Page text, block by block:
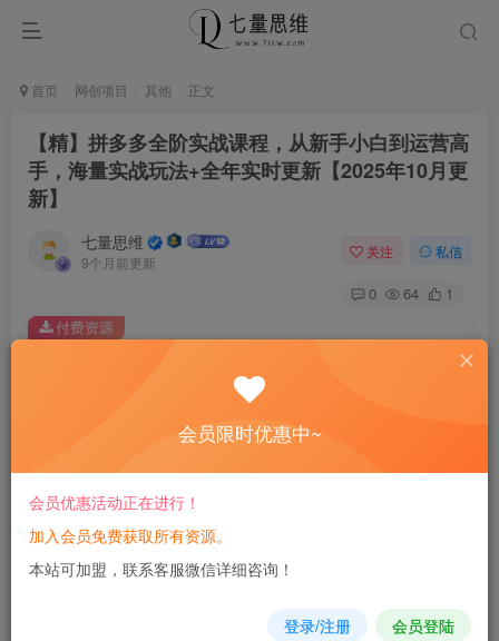
首页 网创项目 其他 正文
【精】拼多多全阶实战课程，从新手小白到运营高
手，海量实战玩法+全年实时更新【2025年10月更
新】
七量思维
9个月前更新
关注 私信
0 64 1
此内容为付费资源，请付费后查看
￥8.8
黄金会员免费 钻石会员免费
您当前未登录！建议登陆后购买，可保存购买订单
付费资源
会员限时优惠中~
会员优惠活动正在进行！
加入会员免费获取所有资源。
本站可加盟，联系客服微信详细咨询！
登录/注册 会员登陆